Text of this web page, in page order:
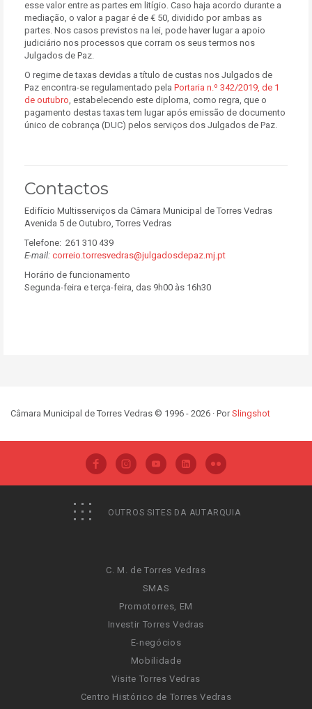
esse valor entre as partes em litígio. Caso haja acordo durante a
mediação, o valor a pagar é de € 50, dividido por ambas as
partes. Nos casos previstos na lei, pode haver lugar a apoio
judiciário nos processos que corram os seus termos nos
Julgados de Paz.
O regime de taxas devidas a título de custas nos Julgados de
Paz encontra-se regulamentado pela Portaria n.º 342/2019, de 1
de outubro, estabelecendo este diploma, como regra, que o
pagamento destas taxas tem lugar após emissão de documento
único de cobrança (DUC) pelos serviços dos Julgados de Paz.
Contactos
Edifício Multisserviços da Câmara Municipal de Torres Vedras
Avenida 5 de Outubro, Torres Vedras
Telefone: 261 310 439
E-mail: correio.torresvedras@julgadosdepaz.mj.pt
Horário de funcionamento
Segunda-feira e terça-feira, das 9h00 às 16h30
Câmara Municipal de Torres Vedras © 1996 - 2026 · PorSlingshot
OUTROS SITES DA AUTARQUIA
C. M. de Torres Vedras
SMAS
Promotorres, EM
Investir Torres Vedras
E-negócios
Mobilidade
Visite Torres Vedras
Centro Histórico de Torres Vedras